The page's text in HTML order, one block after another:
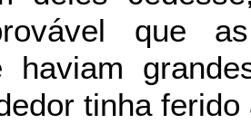
que
haviam
tinha